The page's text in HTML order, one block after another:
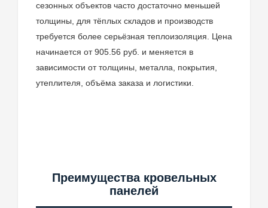
сезонных объектов часто достаточно меньшей
толщины, для тёплых складов и производств
требуется более серьёзная теплоизоляция. Цена
начинается от 905.56 руб. и меняется в
зависимости от толщины, металла, покрытия,
утеплителя, объёма заказа и логистики.
Преимущества кровельных
панелей